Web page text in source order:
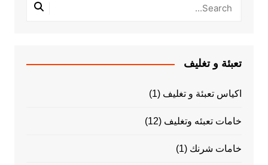
تعبئة و تغليف
اكياس تعبئة و تغليف (1)
خامات تعبئه وتغليف (12)
خامات شرنك (1)